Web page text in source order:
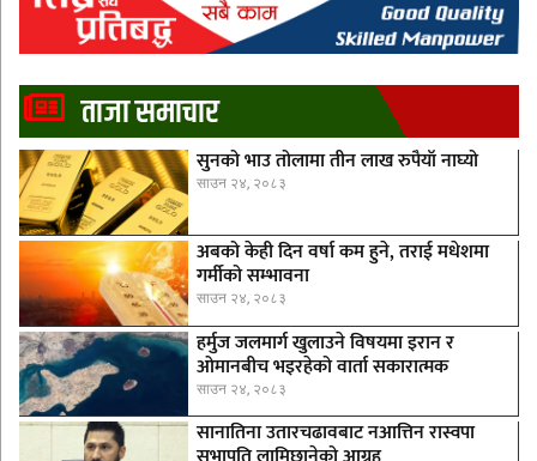
ताजा समाचार
सुनको भाउ तोलामा तीन लाख रुपैयाँ नाघ्यो
साउन २४, २०८३
अबको केही दिन वर्षा कम हुने, तराई मधेशमा
गर्मीको सम्भावना
साउन २४, २०८३
हर्मुज जलमार्ग खुलाउने विषयमा इरान र
ओमानबीच भइरहेको वार्ता सकारात्मक
साउन २४, २०८३
सानातिना उतारचढावबाट नआत्तिन रास्वपा